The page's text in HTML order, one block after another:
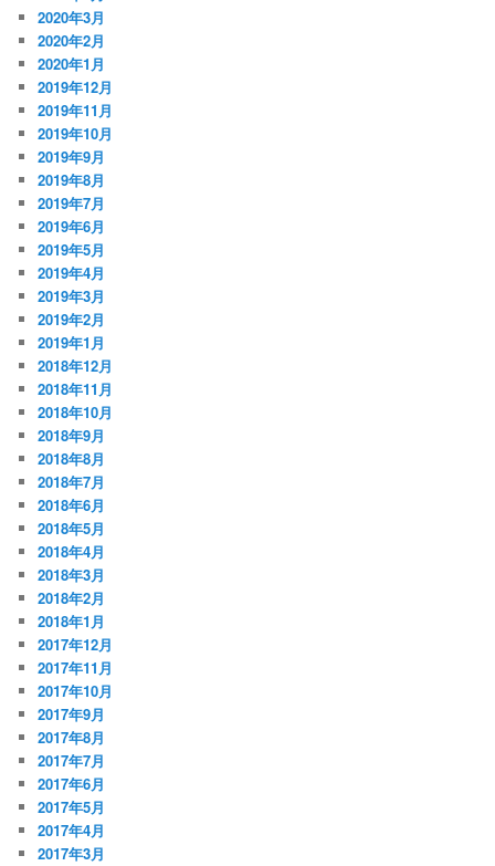
2020年3月
2020年2月
2020年1月
2019年12月
2019年11月
2019年10月
2019年9月
2019年8月
2019年7月
2019年6月
2019年5月
2019年4月
2019年3月
2019年2月
2019年1月
2018年12月
2018年11月
2018年10月
2018年9月
2018年8月
2018年7月
2018年6月
2018年5月
2018年4月
2018年3月
2018年2月
2018年1月
2017年12月
2017年11月
2017年10月
2017年9月
2017年8月
2017年7月
2017年6月
2017年5月
2017年4月
2017年3月